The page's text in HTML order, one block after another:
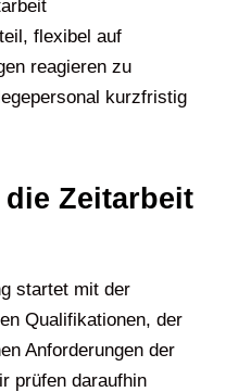
flexibel auf
reagieren zu
kurzfristig
Zeitarbeit
startet mit der
Qualifikationen, der
Anforderungen der
prüfen daraufhin